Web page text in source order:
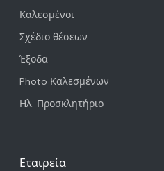
Καλεσμένοι
Σχέδιο θέσεων
Έξοδα
Photo Καλεσμένων
Ηλ. Προσκλητήριο
Εταιρεία